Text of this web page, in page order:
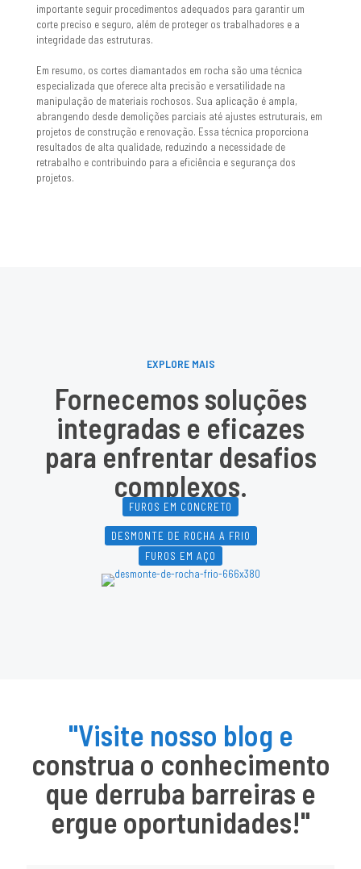
importante seguir procedimentos adequados para garantir um
corte preciso e seguro, além de proteger os trabalhadores e a
integridade das estruturas.
Em resumo, os cortes diamantados em rocha são uma técnica
especializada que oferece alta precisão e versatilidade na
manipulação de materiais rochosos. Sua aplicação é ampla,
abrangendo desde demolições parciais até ajustes estruturais, em
projetos de construção e renovação. Essa técnica proporciona
resultados de alta qualidade, reduzindo a necessidade de
retrabalho e contribuindo para a eficiência e segurança dos
projetos.
EXPLORE MAIS
Fornecemos soluções
integradas e eficazes
para enfrentar desafios
complexos.
FUROS EM CONCRETO
DESMONTE DE ROCHA A FRIO
FUROS EM AÇO
"Visite nosso blog e
construa o conhecimento
que derruba barreiras e
ergue oportunidades!"